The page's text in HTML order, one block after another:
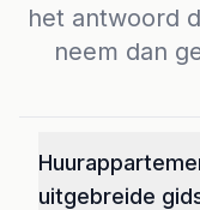
het antwoord
neem dan
uitgebreide